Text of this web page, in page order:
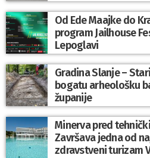
Od Ede Maajke do
program Jailhouse
Lepoglavi
Gradina Slanje –
bogatu arheološku
županije
Minerva pred
Završava jedna od
zdravstveni turizam